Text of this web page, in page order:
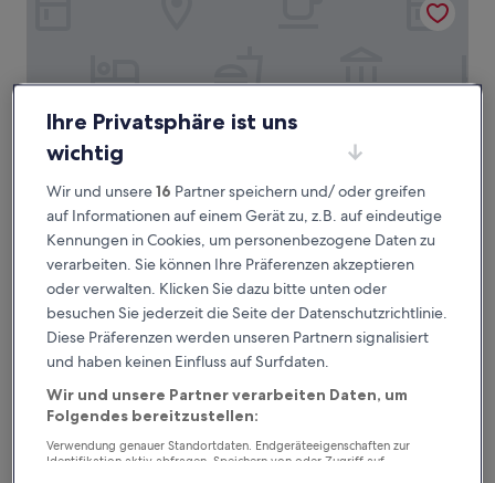
Hotel Villa Arce
Hotel Villa Arce
3.0-
Sterne-
Unterkunft
Puente Viesgo
9.0
von
Wunderbar,
(80
9,0/10 Wunderbar (80 Bewertungen)
inkl. Steuern & Gebühren
Helguera Palacio Boutique & Antique
Ihre Privatsphäre ist uns
wichtig
Wir und unsere16 Partner speichern und/ oder greifen
auf Informationen auf einem Gerät zu, z.B. auf eindeutige
Kennungen in Cookies, um personenbezogene Daten zu
verarbeiten. Sie können Ihre Präferenzen akzeptieren
oder verwalten. Klicken Sie dazu bitte unten oder
besuchen Sie jederzeit die Seite der Datenschutzrichtlinie.
Diese Präferenzen werden unseren Partnern signalisiert
und haben keinen Einfluss auf Surfdaten.
Wir und unsere Partner verarbeiten Daten, um
Folgendes bereitzustellen:
Verwendung genauer Standortdaten. Endgeräteeigenschaften zur
Identifikation aktiv abfragen. Speichern von oder Zugriff auf